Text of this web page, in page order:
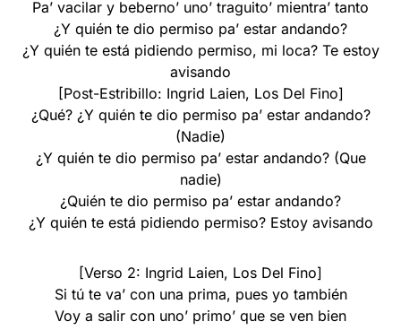
Pa’ vacilar y beberno’ uno’ traguito’ mientra’ tanto
¿Y quién te dio permiso pa’ estar andando?
¿Y quién te está pidiendo permiso, mi loca? Te estoy
avisando
[Post-Estribillo: Ingrid Laien, Los Del Fino]
¿Qué? ¿Y quién te dio permiso pa’ estar andando?
(Nadie)
¿Y quién te dio permiso pa’ estar andando? (Que
nadie)
¿Quién te dio permiso pa’ estar andando?
¿Y quién te está pidiendo permiso? Estoy avisando
[Verso 2: Ingrid Laien, Los Del Fino]
Si tú te va’ con una prima, pues yo también
Voy a salir con uno’ primo’ que se ven bien